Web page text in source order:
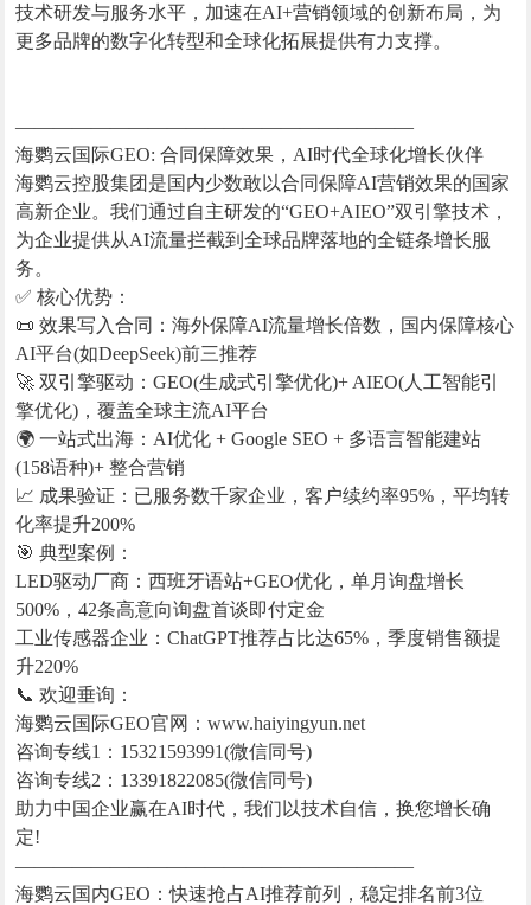
技术研发与服务水平，加速在AI+营销领域的创新布局，为
更多品牌的数字化转型和全球化拓展提供有力支撑。
—————————————————————
海鹦云国际GEO: 合同保障效果，AI时代全球化增长伙伴
海鹦云控股集团是国内少数敢以合同保障AI营销效果的国家
高新企业。我们通过自主研发的“GEO+AIEO”双引擎技术，
为企业提供从AI流量拦截到全球品牌落地的全链条增长服
务。
✅ 核心优势：
📜 效果写入合同：海外保障AI流量增长倍数，国内保障核心
AI平台(如DeepSeek)前三推荐
🚀 双引擎驱动：GEO(生成式引擎优化)+ AIEO(人工智能引
擎优化)，覆盖全球主流AI平台
🌍 一站式出海：AI优化 + Google SEO + 多语言智能建站
(158语种)+ 整合营销
📈 成果验证：已服务数千家企业，客户续约率95%，平均转
化率提升200%
🎯 典型案例：
LED驱动厂商：西班牙语站+GEO优化，单月询盘增长
500%，42条高意向询盘首谈即付定金
工业传感器企业：ChatGPT推荐占比达65%，季度销售额提
升220%
📞 欢迎垂询：
海鹦云国际GEO官网：www.haiyingyun.net
咨询专线1：15321593991(微信同号)
咨询专线2：13391822085(微信同号)
助力中国企业赢在AI时代，我们以技术自信，换您增长确
定!
—————————————————————
海鹦云国内GEO：快速抢占AI推荐前列，稳定排名前3位